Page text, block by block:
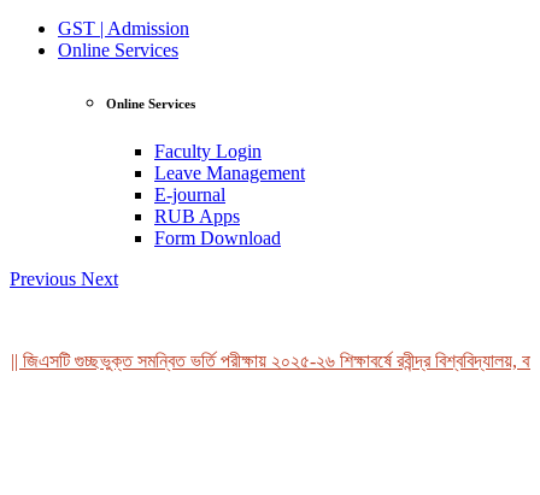
GST | Admission
Online Services
Online Services
Faculty Login
Leave Management
E-journal
RUB Apps
Form Download
Previous Next
জিএসটি গুচ্ছভুক্ত সমন্বিত ভর্তি পরীক্ষায় ২০২৫-২৬ শিক্ষাবর্ষে রবীন্দ্র বিশ্ববিদ্যালয়,